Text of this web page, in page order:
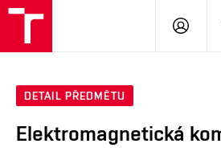
DETAIL PŘEDMĚTU
Elektromagnetická